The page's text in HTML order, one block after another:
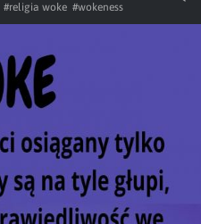
#religia woke #wokeness